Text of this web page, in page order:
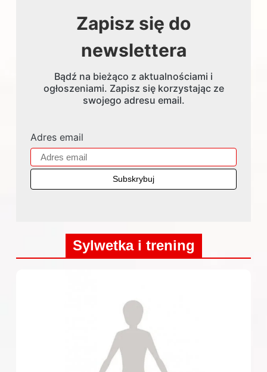
Zapisz się do
newslettera
Bądź na bieżąco z aktualnościami i
ogłoszeniami. Zapisz się korzystając ze
swojego adresu email.
Adres email
Sylwetka i trening